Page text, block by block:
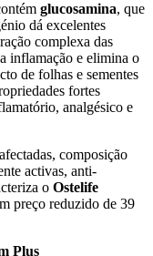
glucosamina, que
dá excelentes
complexa das
inflamação e elimina o
de folhas e sementes
fortes
analgésico e
composição
activas, anti-
o Ostelife
preço reduzido de 39
Plus